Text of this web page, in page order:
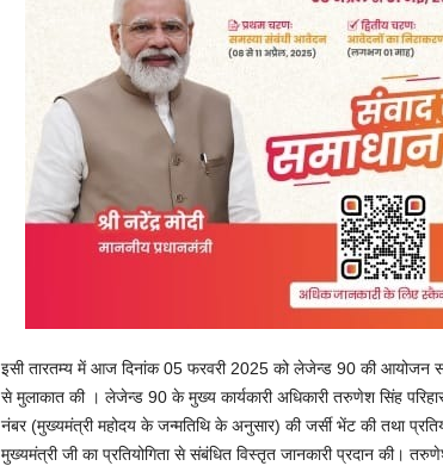
इसी तारतम्य में आज दिनांक 05 फरवरी 2025 को लेजेन्ड 90 की आयोजन
से मुलाकात की । लेजेन्ड 90 के मुख्य कार्यकारी अधिकारी तरुणेश सिंह
नंबर (मुख्यमंत्री महोदय के जन्मतिथि के अनुसार) की जर्सी भेंट की तथा
मुख्यमंत्री जी का प्रतियोगिता से संबंधित विस्तृत जानकारी प्रदान की।